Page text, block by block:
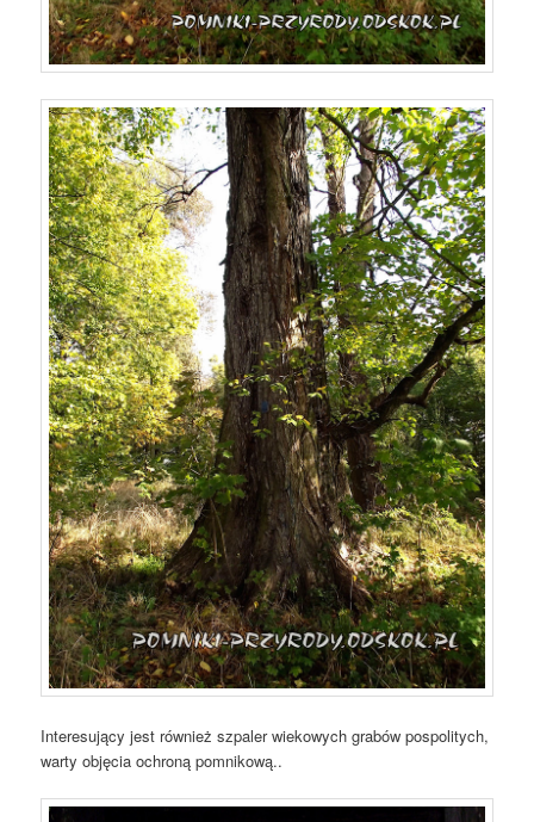
Interesujący jest również szpaler wiekowych grabów pospolitych,
warty objęcia ochroną pomnikową..